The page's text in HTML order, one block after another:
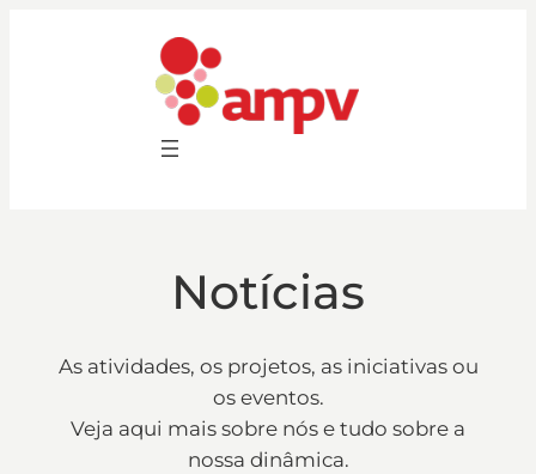
Notícias
As atividades, os projetos, as iniciativas ou
os eventos.
Veja aqui mais sobre nós e tudo sobre a
nossa dinâmica.